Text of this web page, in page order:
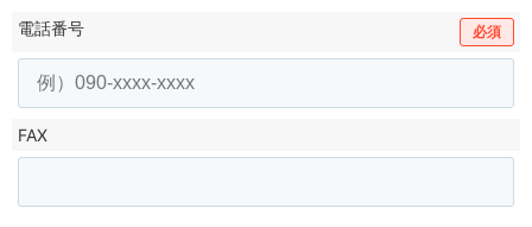
電話番号 必須
FAX